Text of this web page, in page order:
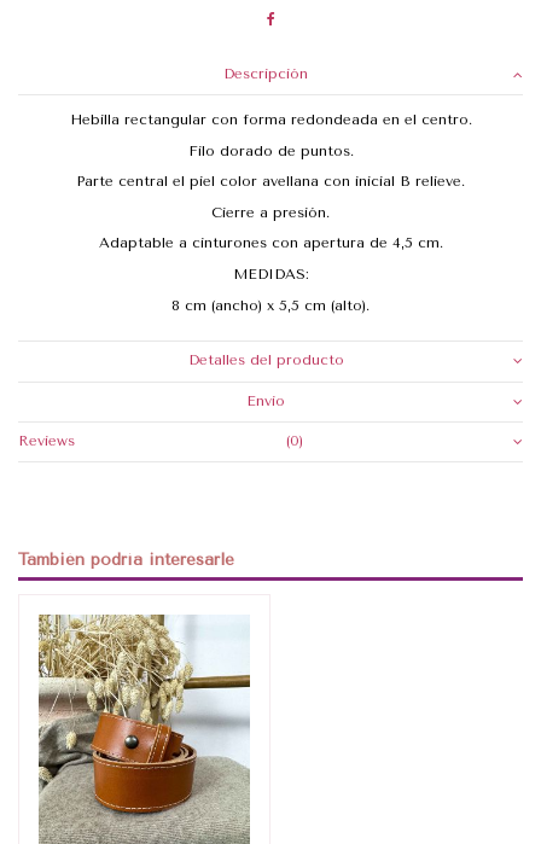
Descripción
Hebilla rectangular con forma redondeada en el centro.
Filo dorado de puntos.
Parte central el piel color avellana con inicial B relieve.
Cierre a presión.
Adaptable a cinturones con apertura de 4,5 cm.
MEDIDAS:
8 cm (ancho) x 5,5 cm (alto).
Detalles del producto
Envio
Reviews (0)
También podría interesarle